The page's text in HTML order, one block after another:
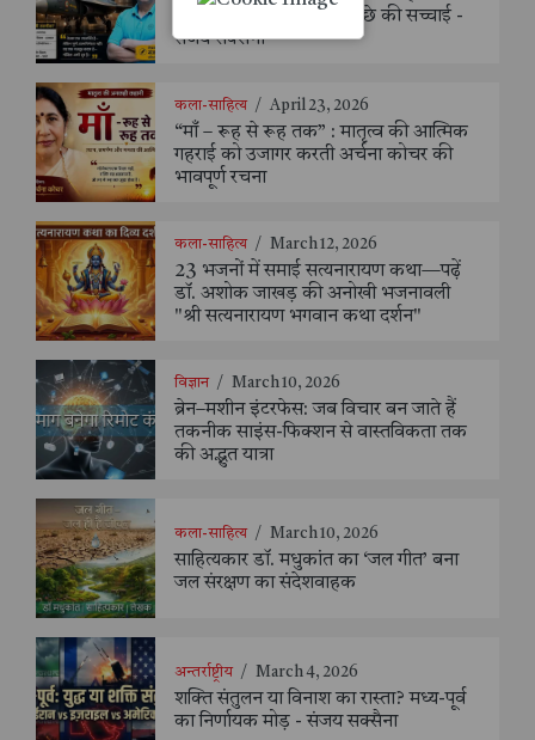
आत्मनिर्भरता की परतों के पीछे की सच्चाई -
संजय सक्सैना
कला-साहित्य / April 23, 2026
“माँ – रूह से रूह तक” : मातृत्व की आत्मिक
गहराई को उजागर करती अर्चना कोचर की
भावपूर्ण रचना
कला-साहित्य / March 12, 2026
23 भजनों में समाई सत्यनारायण कथा—पढ़ें
डॉ. अशोक जाखड़ की अनोखी भजनावली
"श्री सत्यनारायण भगवान कथा दर्शन"
विज्ञान / March 10, 2026
ब्रेन–मशीन इंटरफेस: जब विचार बन जाते हैं
तकनीक साइंस-फिक्शन से वास्तविकता तक
की अद्भुत यात्रा
कला-साहित्य / March 10, 2026
साहित्यकार डॉ. मधुकांत का ‘जल गीत’ बना
जल संरक्षण का संदेशवाहक
अन्तर्राष्ट्रीय / March 4, 2026
शक्ति संतुलन या विनाश का रास्ता? मध्य-पूर्व
का निर्णायक मोड़ - संजय सक्सैना